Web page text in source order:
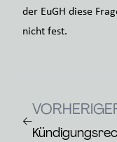
der EuGH diese
nicht fest.
←